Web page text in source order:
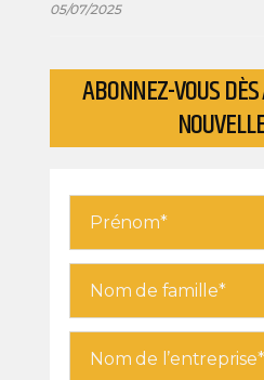
05/07/2025
ABONNEZ-VOUS